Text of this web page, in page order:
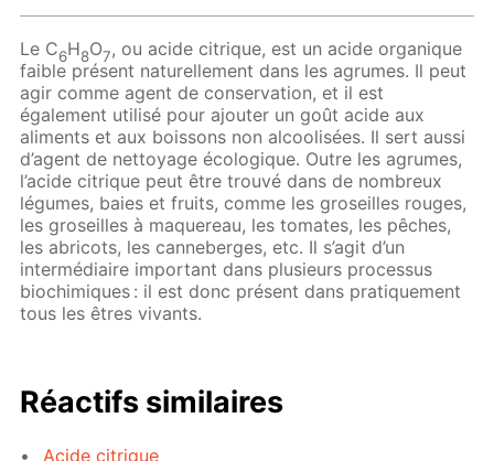
Le C6H8O7, ou acide сitrique, est un acide organique
faible présent naturellement dans les agrumes. Il peut
agir comme agent de conservation, et il est
également utilisé pour ajouter un goût acide aux
aliments et aux boissons non alcoolisées. Il sert aussi
d’agent de nettoyage écologique. Outre les agrumes,
l’acide citrique peut être trouvé dans de nombreux
légumes, baies et fruits, comme les groseilles rouges,
les groseilles à maquereau, les tomates, les pêches,
les abricots, les canneberges, etc. Il s’agit d’un
intermédiaire important dans plusieurs processus
biochimiques : il est donc présent dans pratiquement
tous les êtres vivants.
Réactifs similaires
Acide citrique